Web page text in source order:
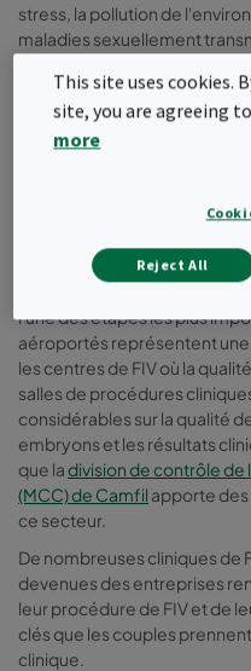
stress, la pollution de
maladies sexuellement
La technique de FIV n’a
naissance du premier
bébé-
simplement, la FIV est le
est combiné à une
utilisée pour placer
l'une des étapes les plus
aéroportés représentent
les centres de FIV où la
salles de procédures
considérables sur la qualité
embryons et les résultats
que ladivision de contrôle
(MCC) de Camfil apporte
ce secteur.
De nombreuses cliniques de
devenues des entreprises
leur procédure de FIV et de
clés que les couples
clinique.
This site uses cookies.
site, you are agreeing
more
Reject All